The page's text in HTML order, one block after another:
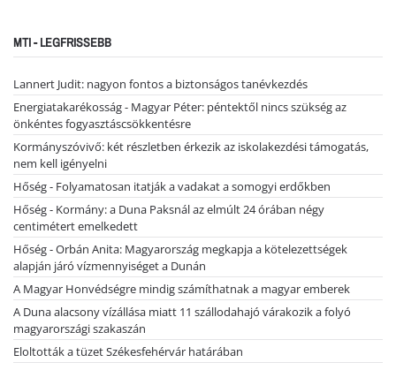
MTI - LEGFRISSEBB
Lannert Judit: nagyon fontos a biztonságos tanévkezdés
Energiatakarékosság - Magyar Péter: péntektől nincs szükség az
önkéntes fogyasztáscsökkentésre
Kormányszóvivő: két részletben érkezik az iskolakezdési támogatás,
nem kell igényelni
Hőség - Folyamatosan itatják a vadakat a somogyi erdőkben
Hőség - Kormány: a Duna Paksnál az elmúlt 24 órában négy
centimétert emelkedett
Hőség - Orbán Anita: Magyarország megkapja a kötelezettségek
alapján járó vízmennyiséget a Dunán
A Magyar Honvédségre mindig számíthatnak a magyar emberek
A Duna alacsony vízállása miatt 11 szállodahajó várakozik a folyó
magyarországi szakaszán
Eloltották a tüzet Székesfehérvár határában